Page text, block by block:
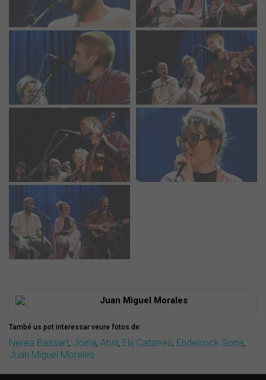
Juan Miguel Morales
També us pot interessar veure fotos de:
Nerea Bassart, Joina, Abril, Els Catarres, Enderrock Sona,
Juan Miguel Morales